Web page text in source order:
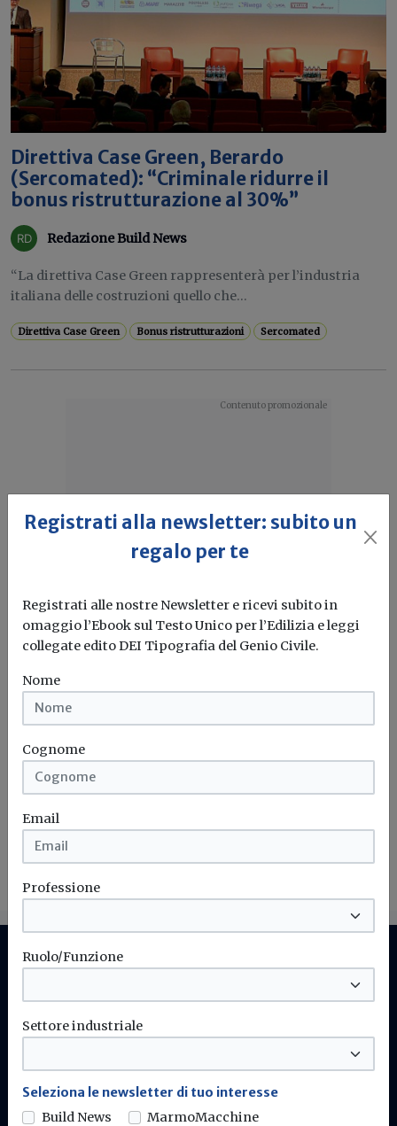
Direttiva Case Green, Berardo
(Sercomated): “Criminale ridurre il
bonus ristrutturazione al 30%”
Redazione Build News
“La direttiva Case Green rappresenterà per l’industria
italiana delle costruzioni quello che...
Direttiva Case Green Bonus ristrutturazioni Sercomated
Iscriviti alla newsletter di
Build News
Rimani aggiornato sulle ultime
novità in campo di efficienza
energetica e sostenibilità edile
Iscriviti
Registrati alla newsletter: subito un
regalo per te
Registrati alle nostre Newsletter e ricevi subito in
omaggio l’Ebook sul Testo Unico per l’Edilizia e leggi
collegate edito DEI Tipografia del Genio Civile.
Nome
Cognome
Email
Professione
Ruolo/Funzione
Settore industriale
Seleziona le newsletter di tuo interesse
Build News
MarmoMacchine